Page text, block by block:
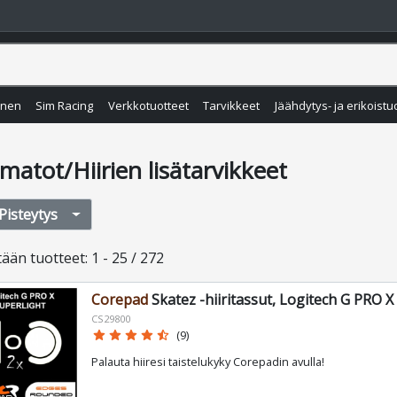
Sim Racing Verkkotuotteet Tarvikkeet Jäähdytys- ja
Hiirien lisätarvikkeet
Pisteytys
tuotteet: 1 - 25 / 272
CorepadSkatez -hiiritassut, Logitech G PRO X
CS29800
star star star star star_half (9)
Palauta hiiresi taistelukyky Corepadin avulla!